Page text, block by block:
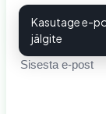
E-post
Kasutage e-
jälgite